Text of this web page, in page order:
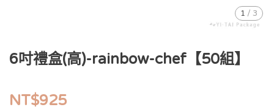
1 / 3
6吋禮盒(高)-rainbow-chef【50組】
NT$925